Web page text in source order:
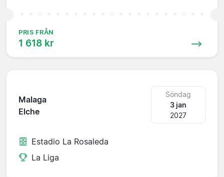
PRIS FRÅN
1 618 kr
Malaga
Elche
Söndag
3 jan
2027
Estadio La Rosaleda
La Liga